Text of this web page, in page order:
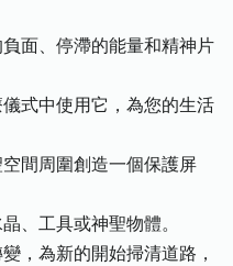
面、停滯的能量和精神片
式中使用它，為您的生活
間周圍創造一個保護屏
、工具或神聖物體。
，為新的開始掃清道路，